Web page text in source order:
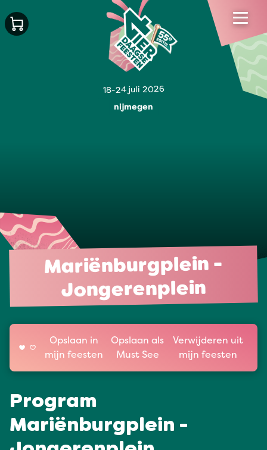
18-24 juli 2026
nijmegen
Mariënburgplein -
Jongerenplein
Opslaan in
mijn feesten
Opslaan als
Must See
Verwijderen uit
mijn feesten
Program
Mariënburgplein -